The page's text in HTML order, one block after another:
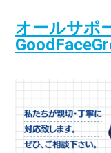
オールサポ